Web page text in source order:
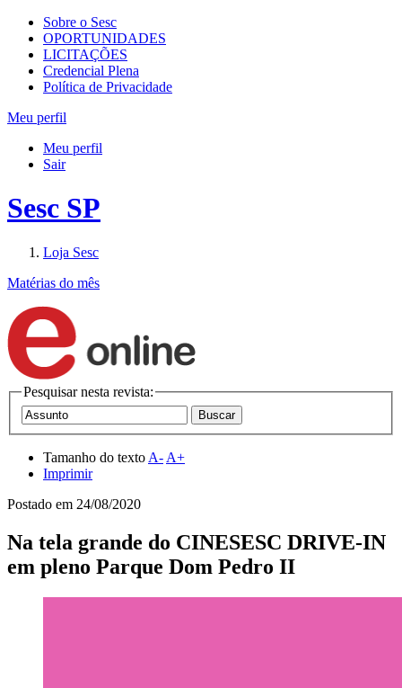
Sobre o Sesc
OPORTUNIDADES
LICITAÇÕES
Credencial Plena
Política de Privacidade
Meu perfil
Meu perfil
Sair
Sesc SP
Loja Sesc
Matérias do mês
Pesquisar nesta revista:
Tamanho do texto A- A+
Imprimir
Postado em 24/08/2020
Na tela grande do CINESESC DRIVE-IN
em pleno Parque Dom Pedro II